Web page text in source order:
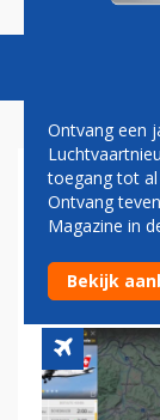
HET
Ontvang een
toegang tot al
Ontvang
Magazine in
Bekijk